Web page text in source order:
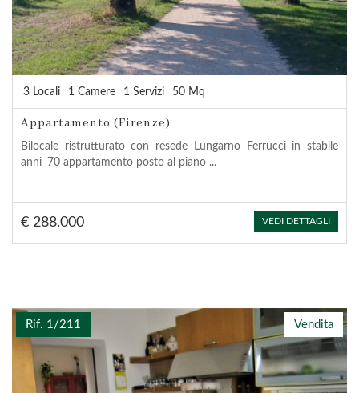
3 Locali 1 Camere 1 Servizi 50 Mq
Appartamento (Firenze)
Bilocale ristrutturato con resede Lungarno Ferrucci in stabile
anni '70 appartamento posto al piano ...
€ 288.000 VEDI DETTAGLI
Vendita
Rif. 1/211